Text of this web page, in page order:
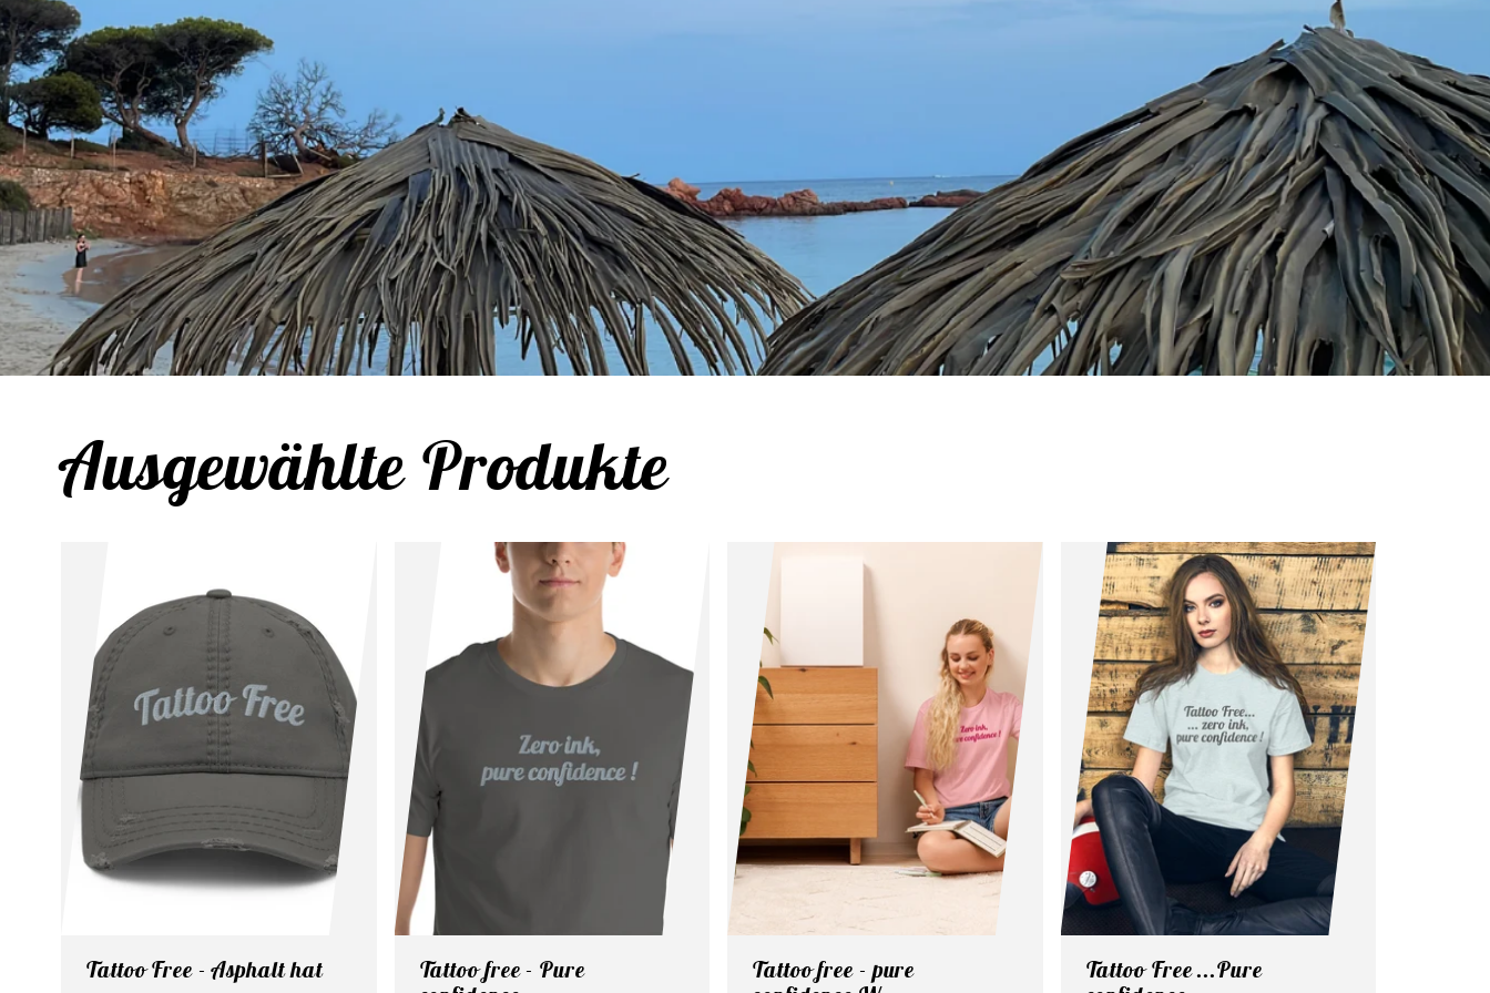
Ausgewählte Produkte
Tattoo Free - Asphalt hat
Tattoo free - Pure
Tattoo free - pure
Tattoo Free ...Pure